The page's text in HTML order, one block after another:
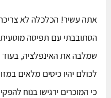
אתה עשיר! הכלכלה לא צריכה
הסתובבתי עם תפיסה
שמלבה את האינפלציה, בעוד
לכולם יהיו כיסים מלאים
כי המוכרים ירגישו בנוח